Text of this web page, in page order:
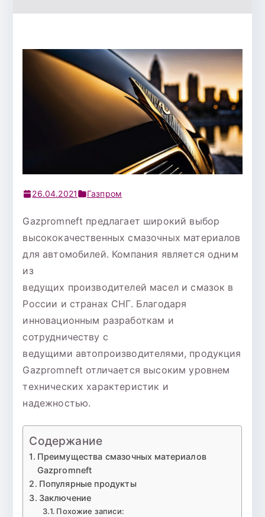
26.04.2021 Газпром
Gazpromneft предлагает широкий выбор
высококачественных смазочных материалов
для автомобилей. Компания является одним
из
ведущих производителей масел и смазок в
России и странах СНГ. Благодаря
инновационным разработкам и
сотрудничеству с
ведущими автопроизводителями, продукция
Gazpromneft отличается высоким уровнем
технических характеристик и
надежностью.
Содержание
Преимущества смазочных материалов
Gazpromneft
Популярные продукты
Заключение
Похожие записи: